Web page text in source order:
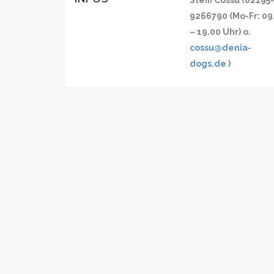
9266790 (Mo-Fr:
– 19.00 Uhr) o.
cossu@denia-
dogs.de )